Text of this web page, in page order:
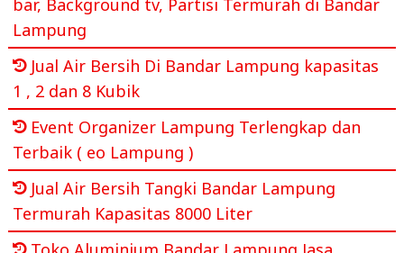
Lampung
Jual Air Bersih Di Bandar Lampung kapasitas
1 , 2 dan 8 Kubik
Event Organizer Lampung Terlengkap dan
Terbaik ( eo Lampung )
Jual Air Bersih Tangki Bandar Lampung
Termurah Kapasitas 8000 Liter